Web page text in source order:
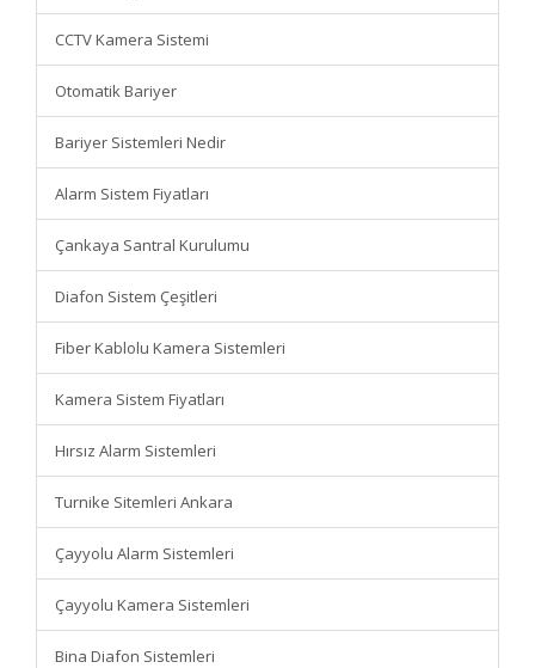
CCTV Kamera Sistemi
Otomatik Bariyer
Bariyer Sistemleri Nedir
Alarm Sistem Fiyatları
Çankaya Santral Kurulumu
Diafon Sistem Çeşitleri
Fiber Kablolu Kamera Sistemleri
Kamera Sistem Fiyatları
Hırsız Alarm Sistemleri
Turnike Sitemleri Ankara
Çayyolu Alarm Sistemleri
Çayyolu Kamera Sistemleri
Bina Diafon Sistemleri